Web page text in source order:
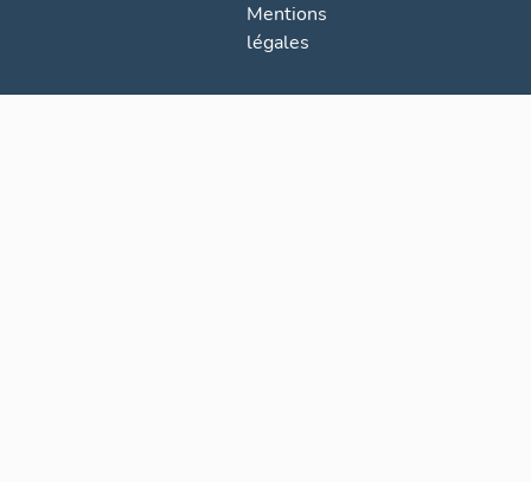
Mentions
légales